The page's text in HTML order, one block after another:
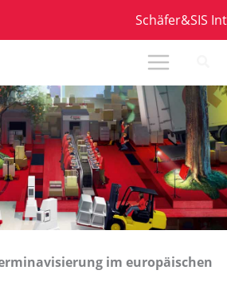
Schäfer&SIS
im europäischen